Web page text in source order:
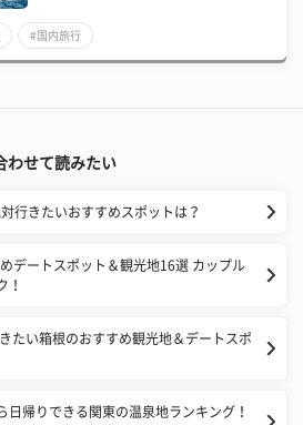
#国内旅行
わせて読みたい
行きたいおすすめスポットは？
デートスポット＆観光地16選 カップル
！
たい箱根のおすすめ観光地＆デートスポ
日帰りできる関東の温泉地ランキング！